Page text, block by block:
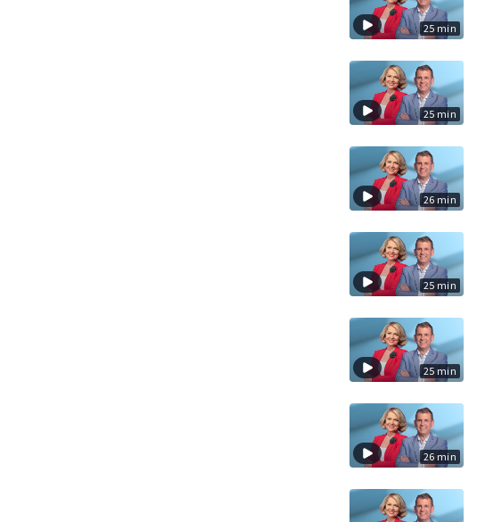
25 min
25 min
26 min
25 min
25 min
26 min